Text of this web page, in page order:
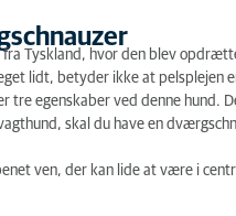
fra Tyskland, hvor den blev
lidt, betyder ikke at pelsplejen
tre egenskaber ved denne hund.
skal du have en
ven, der kan lide at være i